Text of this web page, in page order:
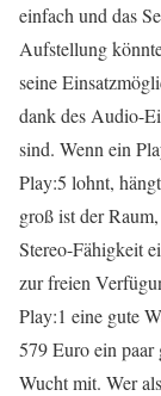
einfach und das
Aufstellung
seine
dank des Audio-
sind. Wenn ein
Play:5 lohnt,
groß ist der
Stereo-Fähigkeit
zur freien
Play:1 eine gute
579 Euro ein
Wucht mit. Wer